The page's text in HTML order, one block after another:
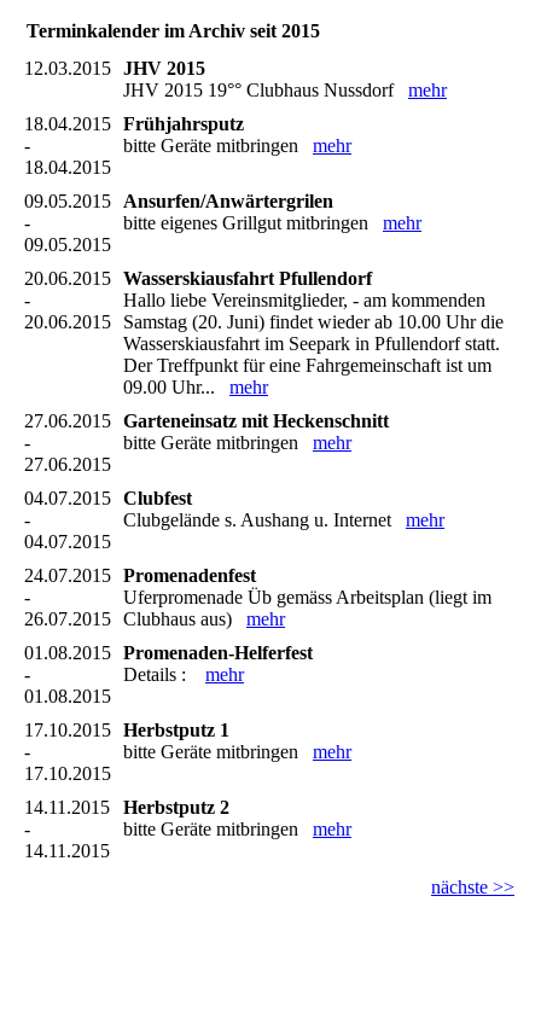
Terminkalender im Archiv seit 2015
12.03.2015 JHV 2015
JHV 2015 19°° Clubhaus Nussdorf mehr
18.04.2015
-
18.04.2015
Frühjahrsputz
bitte Geräte mitbringen mehr
09.05.2015
-
09.05.2015
Ansurfen/Anwärtergrilen
bitte eigenes Grillgut mitbringen mehr
20.06.2015
-
20.06.2015
Wasserskiausfahrt Pfullendorf
Hallo liebe Vereinsmitglieder, - am kommenden
Samstag (20. Juni) findet wieder ab 10.00 Uhr die
Wasserskiausfahrt im Seepark in Pfullendorf statt.
Der Treffpunkt für eine Fahrgemeinschaft ist um
09.00 Uhr... mehr
27.06.2015
-
27.06.2015
Garteneinsatz mit Heckenschnitt
bitte Geräte mitbringen mehr
04.07.2015
-
04.07.2015
Clubfest
Clubgelände s. Aushang u. Internet mehr
24.07.2015
-
26.07.2015
Promenadenfest
Uferpromenade Üb gemäss Arbeitsplan (liegt im
Clubhaus aus) mehr
01.08.2015
-
01.08.2015
Promenaden-Helferfest
Details : mehr
17.10.2015
-
17.10.2015
Herbstputz 1
bitte Geräte mitbringen mehr
14.11.2015
-
14.11.2015
Herbstputz 2
bitte Geräte mitbringen mehr
nächste >>